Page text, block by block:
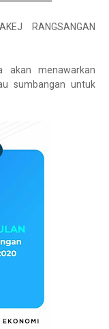
RANGSANGAN
akan menawarkan
sumbangan untuk